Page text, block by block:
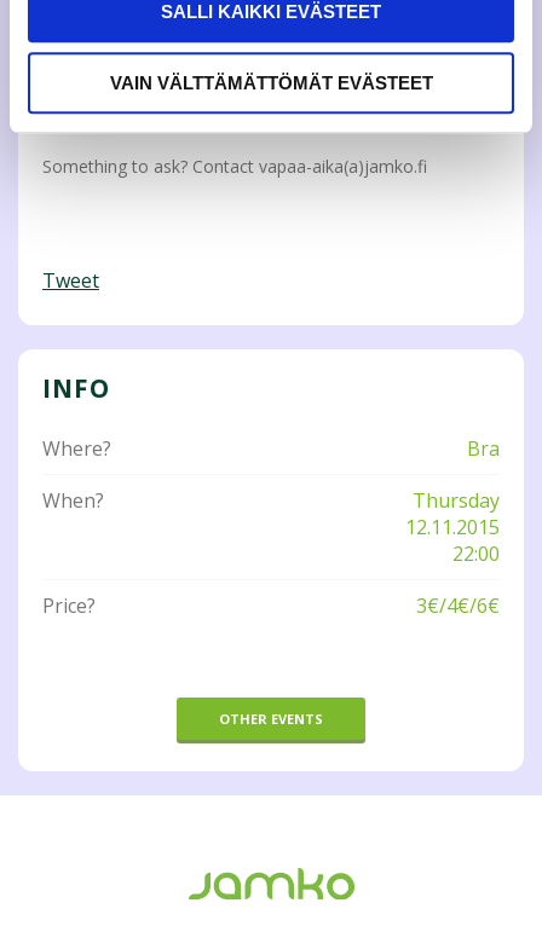
SALLI KAIKKI EVÄSTEET
VAIN VÄLTTÄMÄTTÖMÄT EVÄSTEET
Dynamo, in front of cafeteria:
Thursdays 5.11. ja 12.11.
event onFacebook
Something to ask? Contact vapaa-aika(a)jamko.fi
Tweet
INFO
Where?
Bra
When?
Thursday
12.11.2015
22:00
Price?
3€/4€/6€
OTHER EVENTS